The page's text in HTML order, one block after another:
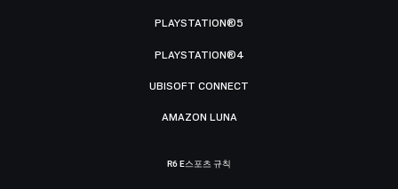
PLAYSTATION®5
PLAYSTATION®4
UBISOFT CONNECT
AMAZON LUNA
R6 E스포츠 규칙